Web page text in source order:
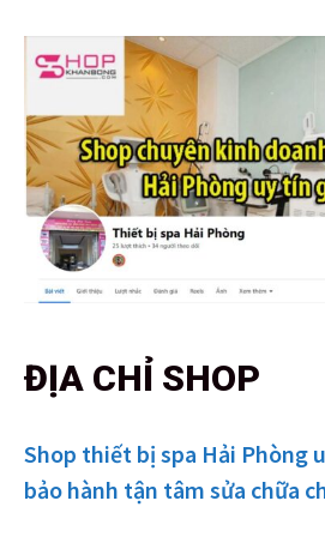
ĐỊA CHỈ SHOP
Shop thiết bị spa Hải Phòng
bảo hành tận tâm sửa chữa